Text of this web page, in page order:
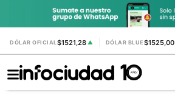
DÓLAR OFICIAL$1521,28 ▲ DÓLAR BLUE$1525,00